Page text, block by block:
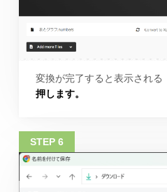
変換が完了すると表示される
押します。